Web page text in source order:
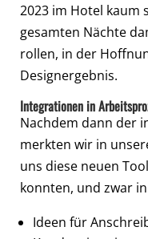
2023 im Hotel kaum
gesamten Nächte
rollen, in der
Designergebnis.
Integrationen in
Nachdem dann der
merkten wir in
uns diese neuen
konnten, und zwar
Ideen für